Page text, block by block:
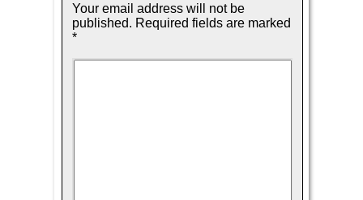
Your email address will not be
published. Required fields are marked
*